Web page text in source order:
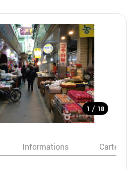
1 / 18
Informations Carte